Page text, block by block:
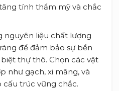
tính thẩm mỹ và chắc
nguyên liệu chất lượng
để đảm bảo sự bền
thự thô. Chọn các vật
như gạch, xi măng, và
trúc vững chắc.